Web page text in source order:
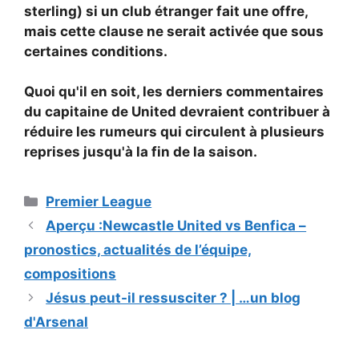
sterling) si un club étranger fait une offre,
mais cette clause ne serait activée que sous
certaines conditions.
Quoi qu'il en soit, les derniers commentaires
du capitaine de United devraient contribuer à
réduire les rumeurs qui circulent à plusieurs
reprises jusqu'à la fin de la saison.
Catégories
Premier League
Aperçu :Newcastle United vs Benfica –
pronostics, actualités de l’équipe,
compositions
Jésus peut-il ressusciter ? | …un blog
d'Arsenal